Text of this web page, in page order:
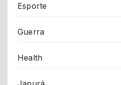
Esporte
Guerra
Health